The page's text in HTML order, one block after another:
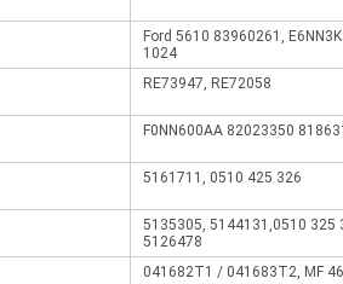
Ford 5610 83960261,
1024
RE73947, RE72058
F0NN600AA 82023350
5161711, 0510 425 326
5135305, 5144131,0510 325
5126478
041682T1 / 041683T2, MF